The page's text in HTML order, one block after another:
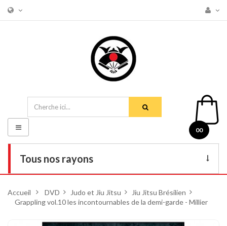
00
Tous nos rayons
DVD
Armes
Basculer
la
navigation
Accueil > DVD > Judo et Jiu Jitsu >
Jiu Jitsu Brésilien
Grappling vol.10 les incontournables de la demi-garde - Millier